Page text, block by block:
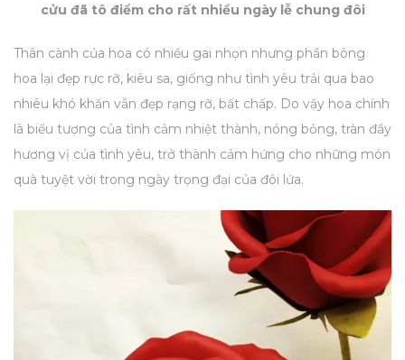
cửu đã tô điểm cho rất nhiều ngày lễ chung đôi
Thân cành của hoa có nhiều gai nhọn nhưng phần bông
hoa lại đẹp rực rỡ, kiêu sa, giống như tình yêu trải qua bao
nhiêu khó khăn vẫn đẹp rạng rỡ, bất chấp. Do vậy hoa chính
là biểu tượng của tình cảm nhiệt thành, nóng bỏng, tràn đầy
hương vị của tình yêu, trở thành cảm hứng cho những món
quà tuyệt vời trong ngày trọng đại của đôi lứa.